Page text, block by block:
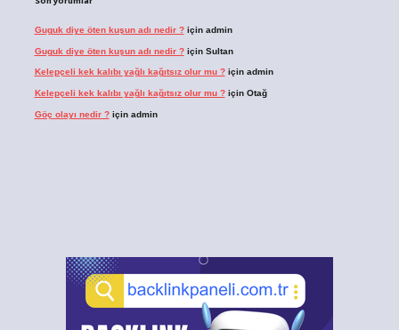
Guguk diye öten kuşun adı nedir ?için admin
Guguk diye öten kuşun adı nedir ?için Sultan
Kelepçeli kek kalıbı yağlı kağıtsız olur mu ?için admin
Kelepçeli kek kalıbı yağlı kağıtsız olur mu ?için Otağ
Göç olayı nedir ?için admin